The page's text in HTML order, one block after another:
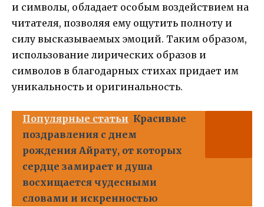
и символы, обладает особым воздействием на
читателя, позволяя ему ощутить полноту и
силу высказываемых эмоций. Таким образом,
использование лирических образов и
символов в благодарных стихах придает им
уникальность и оригинальность.
Популярные статьи Красивые
поздравления с днем
рождения Айрату, от которых
сердце замирает и душа
восхищается чудесными
словами и искренностью